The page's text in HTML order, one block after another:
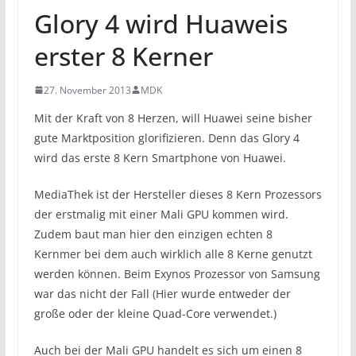
Glory 4 wird Huaweis
erster 8 Kerner
27. November 2013 MDK
Mit der Kraft von 8 Herzen, will Huawei seine bisher
gute Marktposition glorifizieren. Denn das Glory 4
wird das erste 8 Kern Smartphone von Huawei.
MediaThek ist der Hersteller dieses 8 Kern Prozessors
der erstmalig mit einer Mali GPU kommen wird.
Zudem baut man hier den einzigen echten 8
Kernmer bei dem auch wirklich alle 8 Kerne genutzt
werden können. Beim Exynos Prozessor von Samsung
war das nicht der Fall (Hier wurde entweder der
große oder der kleine Quad-Core verwendet.)
Auch bei der Mali GPU handelt es sich um einen 8